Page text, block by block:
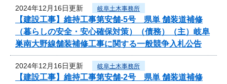
2024年12月16日更新 岐阜土木事務所
【建設工事】維持工事第安舗-5号 県単 舗装道補修
（暮らしの安全・安心確保対策）（債務）（主）岐阜
巣南大野線舗装補修工事に関する一般競争入札公告
2024年12月16日更新 岐阜土木事務所
【建設工事】維持工事第安舗-2号 県単 舗装道補修